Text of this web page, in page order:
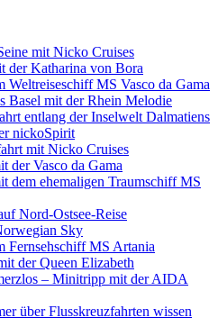
mit Nicko Cruises
der Katharina von Bora
Weltreiseschiff MS Vasco da Gama
Basel mit der Rhein Melodie
entlang der Inselwelt Dalmatiens
nickoSpirit
mit Nicko Cruises
der Vasco da Gama
dem ehemaligen Traumschiff MS
Nord-Ostsee-Reise
Sky
Fernsehschiff MS Artania
der Queen Elizabeth
– Minitripp mit der AIDA
über Flusskreuzfahrten wissen